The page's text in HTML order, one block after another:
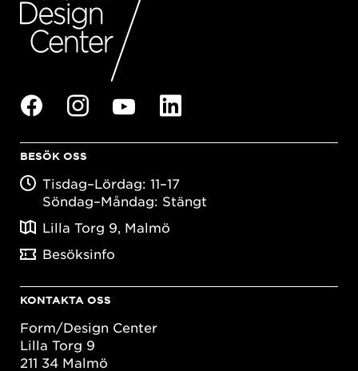
BESÖK OSS
Tisdag–Lördag: 11–17
Söndag–Måndag: Stängt
Lilla Torg 9, Malmö
Besöksinfo
KONTAKTA OSS
Form/Design Center
Lilla Torg 9
211 34 Malmö